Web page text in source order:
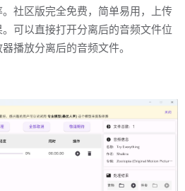
社区版完全免费，简单易用，上传
可以直接打开分离后的音频文件位
播放分离后的音频文件。